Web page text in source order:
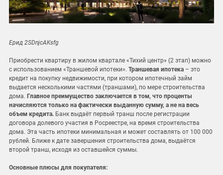
Ерид 2SDnjcAKsfg
Приобрести квартиру в жилом квартале «Тихий центр» (2 этап) можно
с использованием «Траншевой ипотеки». Траншевая ипотека – это
кредит на покупку недвижимости, при котором ипотечный займ
выдается несколькими частями (траншами), по мере строительства
дома. Главное преимущество заключается в том, что проценты
начисляются только на фактически выданную сумму, а не на весь
объем кредита. Банк выдаёт первый транш после регистрации
договора долевого участия в Росреестре, на время строительства
дома. Эта часть ипотеки минимальная и может составлять от 100 000
рублей. Ближе к дате завершения строительства дома, выдаётся
второй транш, исходя из оставшейся суммы.
Основные плюсы для покупателя: